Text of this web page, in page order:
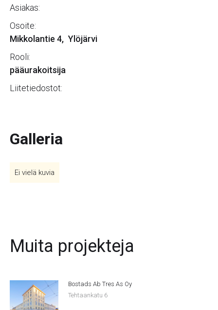
Asiakas:
Osoite:
Mikkolantie 4, Ylöjärvi
Rooli:
pääurakoitsija
Liitetiedostot:
Galleria
Ei vielä kuvia
Muita projekteja
Bostads Ab Tres As Oy
Tehtaankatu 6